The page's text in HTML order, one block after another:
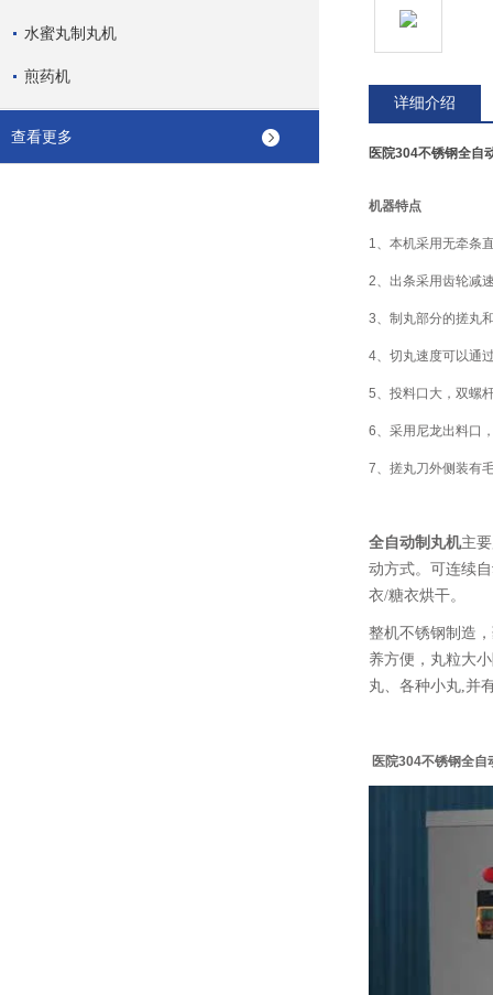
水蜜丸制丸机
煎药机
查看更多
详细介绍
医院304不锈钢全自
机器特点
1、本机采用无牵条
2、出条采用齿轮减
3、制丸部分的搓丸
4、切丸速度可以通
5、投料口大，双螺
6、采用尼龙出料口
7、搓丸刀外侧装有
全自动制丸机主
动方式。可连续
衣/糖衣烘干。
整机不锈钢制造
养方便，丸粒大
丸、各种小丸,并
医院304不锈钢全自